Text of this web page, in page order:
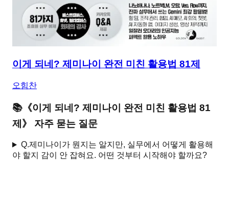
이게 되네? 제미나이 완전 미친 활용법 81제
오힘찬
📚 《이게 되네? 제미나이 완전 미친 활용법 81
제 》 자주 묻는 질문
Q.제미나이가 뭔지는 알지만, 실무에서 어떻게 활용해
야 할지 감이 안 잡혀요. 어떤 것부터 시작해야 할까요?